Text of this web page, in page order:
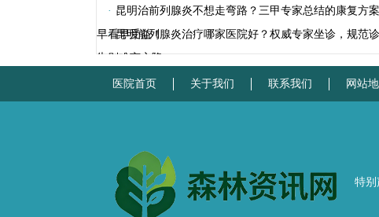
· 昆明治前列腺炎不想走弯路？三甲专家总结的康复方案
早看早受益！
· 昆明前列腺炎治疗哪家医院好？权威专家坐诊，规范
告别难言之隐
医院首页 关于我们 联系我们 网站
特别